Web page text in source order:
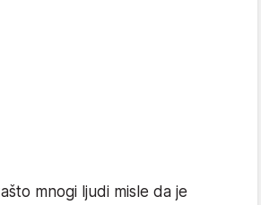
mnogi ljudi misle da je